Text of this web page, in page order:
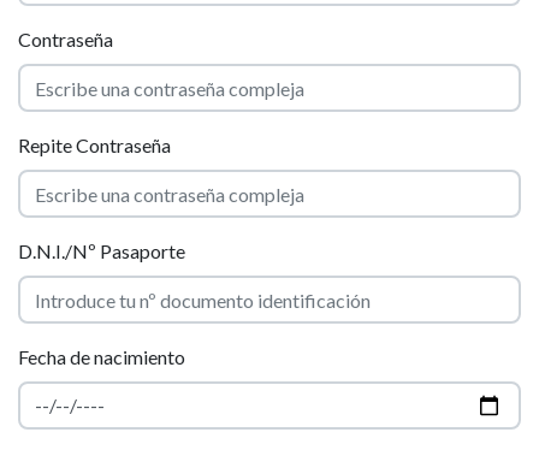
Contraseña
Repite Contraseña
D.N.I./Nº Pasaporte
Fecha de nacimiento